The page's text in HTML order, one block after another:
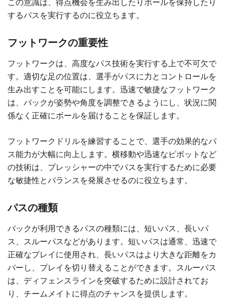
するパスを実行するのに役立ちます。
フットワークの重要性
フットワークは、高度なパス技術を実行する上で不可欠で
す。適切な足の位置は、選手がパスに力とコントロールを
生み出すことを可能にします。迅速で敏捷なフットワーク
は、バックが姿勢や角度を調整できるようにし、状況に関
係なく正確にボールを届けることを保証します。
フットワークドリルを練習することで、選手の効果的なパ
ス能力が大幅に向上します。横移動や迅速なピボットなど
の技術は、プレッシャーの中でパスを実行するために必要
な敏捷性とバランスを発展させるのに役立ちます。
パスの種類
バックが利用できるパスの種類には、短いパス、長いパ
ス、スルーパスなどがあります。短いパスは通常、迅速で
正確なプレイに使用され、長いパスはより大きな距離をカ
バーし、プレイを切り替えることができます。スルーパス
は、ディフェンスラインを突破するために設計されてお
り、チームメイトに得点のチャンスを提供します。